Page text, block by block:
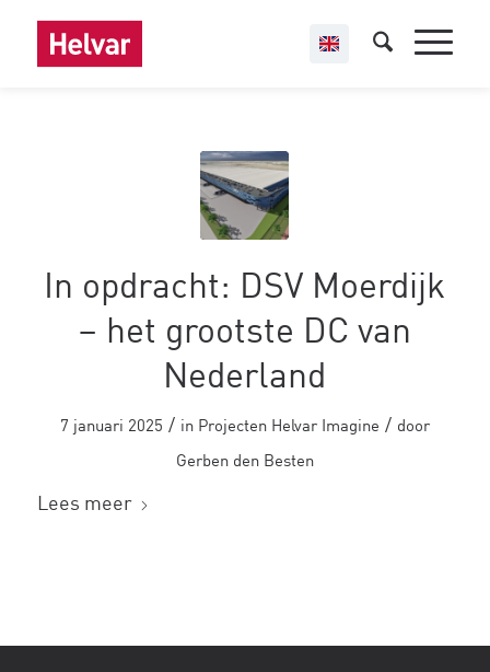
In opdracht: DSV Moerdijk
– het grootste DC van
Nederland
7 januari 2025 / in Projecten Helvar Imagine / door
Gerben den Besten
Lees meer